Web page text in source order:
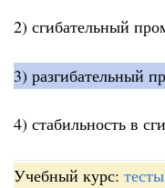
2) сгибательный
3) разгибательный
4) стабильность в
Учебный курс: